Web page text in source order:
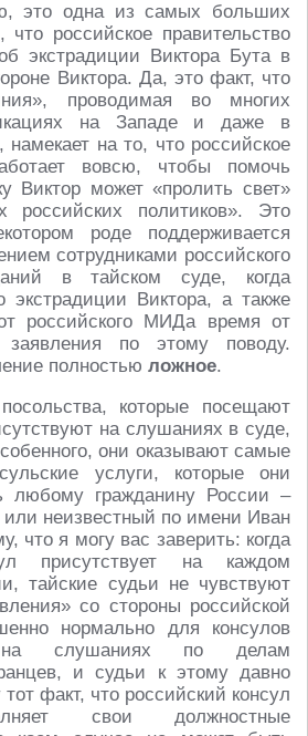
это одна из самых больших
что российское правительство
экстрадиции Виктора Бута в
Виктора. Да, это факт, что
проводимая во многих
на Западе и даже в
намекает на то, что российское
вовсю, чтобы помочь
Виктор может «пролить свет»
российских политиков». Это
роде поддерживается
сотрудниками российского
в тайском суде, когда
экстрадиции Виктора, а также
российского МИДа время от
заявления по этому поводу.
полностью ложное.
которые посещают
на слушаниях в суде,
они оказывают самые
услуги, которые они
любому гражданину России –
или неизвестный по имени Иван
что я могу вас заверить: когда
присутствует на каждом
тайские судьи не чувствуют
со стороны российской
нормально для консулов
на слушаниях по делам
и судьи к этому давно
факт, что российский консул
свои должностные